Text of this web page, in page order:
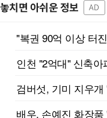
놓치면 아쉬운 정보 AD